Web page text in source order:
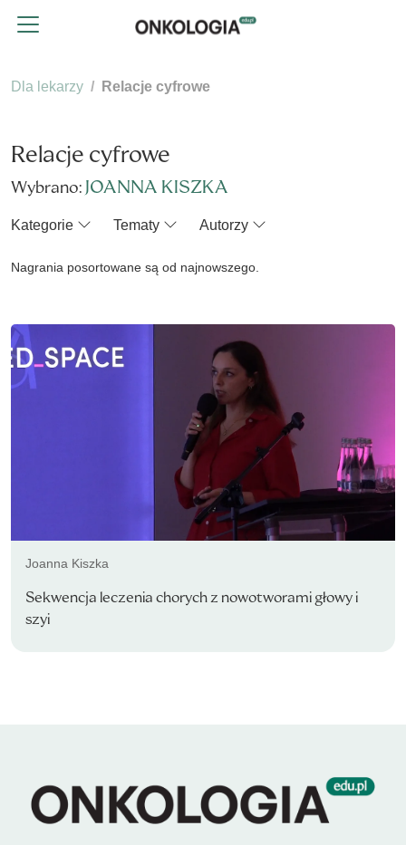
Dla lekarzy Relacje cyfrowe
Relacje cyfrowe
Wybrano: JOANNA KISZKA
Kategorie Tematy Autorzy
Nagrania posortowane są od najnowszego.
Joanna Kiszka
Sekwencja leczenia chorych z nowotworami głowy i
szyi